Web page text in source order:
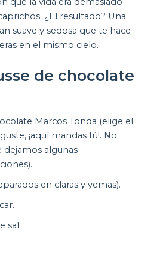
¿El resultado? Una
suave y sedosa que te hace
en el mismo cielo.
de chocolate
Marcos Tonda (elige el
¡aquí mandas tú!. No
dejamos algunas
en claras y yemas).
sal.